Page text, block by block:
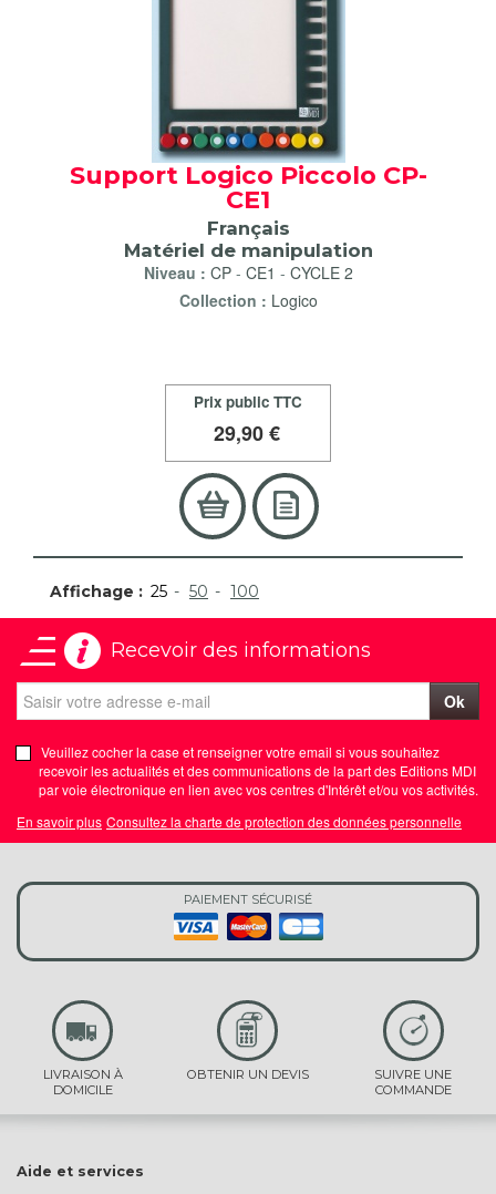
Support Logico Piccolo CP-
CE1
Français
Matériel de manipulation
Niveau : CP- CE1 - CYCLE 2
Collection : Logico
Prix public TTC
29,90 €
Affichage : 25 50 100
Recevoir des informations
Ok
Veuillez cocher la case et renseigner votre email si vous souhaitez
recevoir les actualités et des communications de la part des Editions MDI
par voie électronique en lien avec vos centres d'Intérêt et/ou vos activités.
En savoir plus Consultez la charte de protection des données personnelle
PAIEMENT SÉCURISÉ
LIVRAISON À
DOMICILE
OBTENIR UN DEVIS
SUIVRE UNE
COMMANDE
Aide et services